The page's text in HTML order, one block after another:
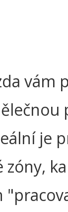
vám
je
zóny,